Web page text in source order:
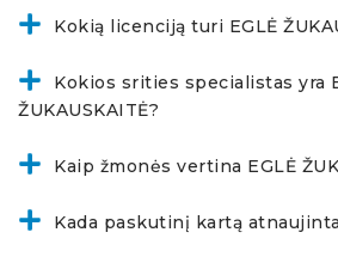
Kokią licenciją turi EGLĖ
Kokios srities specialistas yra
ŽUKAUSKAITĖ?
Kaip žmonės vertina EGLĖ
Kada paskutinį kartą